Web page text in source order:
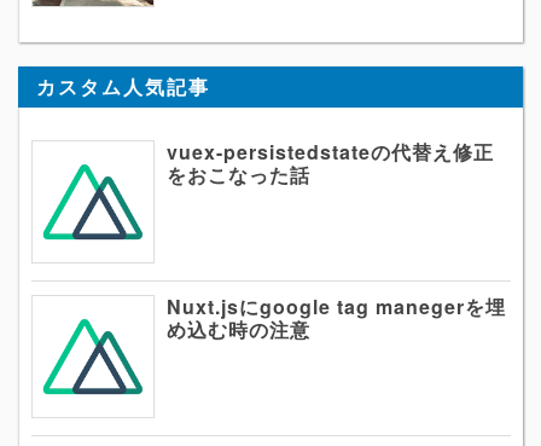
カスタム人気記事
vuex-persistedstateの代替え修正
をおこなった話
Nuxt.jsにgoogle tag manegerを埋
め込む時の注意